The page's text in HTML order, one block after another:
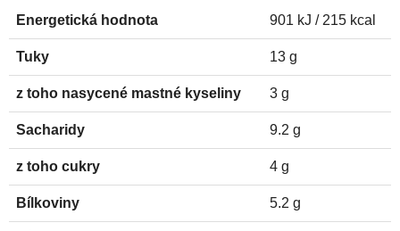
Energetická hodnota 901 kJ / 215 kcal
Tuky 13 g
z toho nasycené mastné kyseliny 3 g
Sacharidy 9.2 g
z toho cukry 4 g
Bílkoviny 5.2 g